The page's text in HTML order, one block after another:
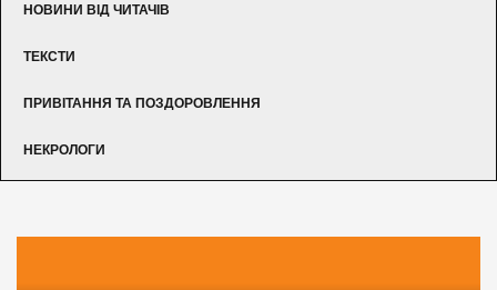
НОВИНИ ВІД ЧИТАЧІВ
ТЕКСТИ
ПРИВІТАННЯ ТА ПОЗДОРОВЛЕННЯ
НЕКРОЛОГИ